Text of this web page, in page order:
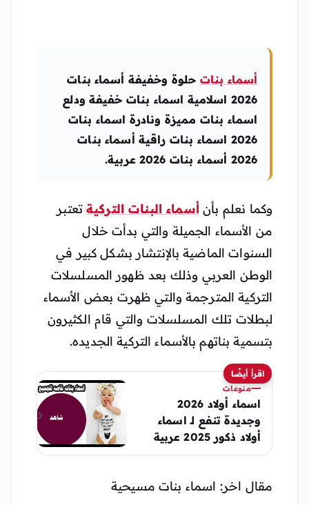
أسماء بنات حلوة وخفيفة أسماء بنات
2026 اسلامية اسماء بنات خفيفة ودلع
اسماء بنات مميزة ونادرة اسماء بنات
2026 اسماء بنات راقية أسماء بنات
2026 أسماء بنات 2026 عربية.
وكما نعلم بأنأسماء البنات التركيةتعتبر
من الأسماء الجميلة والتي بدأت خلال
السنوات الماضية بالإنتشار بشكل كبير في
الوطن العربي وذلك بعد ظهور المسلسلات
التركية المترجمة والتي ظهرت بعض الأسماء
لبطلات تلك المسلسلات والتي قام الكثيرون
بتسمية بناتهم بالأسماء التركية الجديده.
اقرأ أيضًا
منوعات
اسماء أولاد 2026
وجديدة تنفع لـ اسماء
أولاد ذكور 2025 عربية
تركية
مقال اخر: اسماء بنات مسيحية